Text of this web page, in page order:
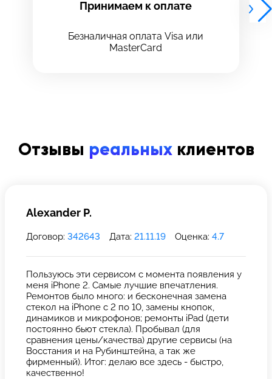
Принимаем к оплате
Безналичная оплата Visa или
MasterCard
Отзывы реальныхклиентов
Alexander P.
Договор: 342643 Дата: 21.11.19 Оценка: 4.7
Пользуюсь эти сервисом с момента появления у
меня iPhone 2. Самые лучшие впечатления.
Ремонтов было много: и бесконечная замена
стекол на iPhone с 2 по 10, замены кнопок,
динамиков и микрофонов; ремонты iPad (дети
постоянно бьют стекла). Пробывал (для
сравнения цены/качества) другие сервисы (на
Восстания и на Рубинштейна, а так же
фирменный). Итог: делаю все здесь - быстро,
качественно!
8 Красноармейская, 18